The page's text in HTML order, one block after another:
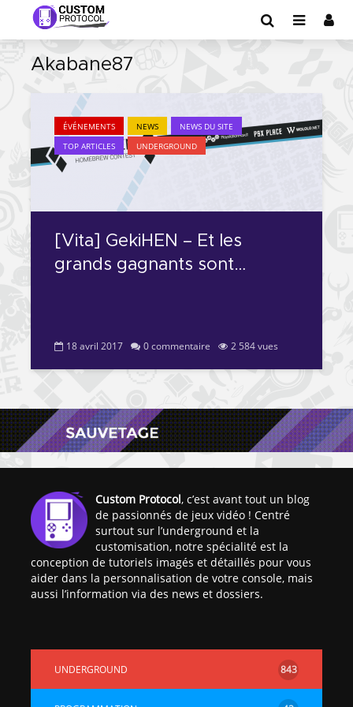
Akabane87
ÉVÉNEMENTS NEWS
NEWS DU SITE
TOP ARTICLES
UNDERGROUND
[Vita] GekiHEN – Et les
grands gagnants sont…
18 avril 2017 0 commentaire 2 584 vues
Custom Protocol, c’est avant tout un blog
de passionnés de jeux vidéo ! Centré
surtout sur l’underground et la
customisation, notre spécialité est la
conception de tutoriels imagés et détaillés pour vous
aider dans la personnalisation de votre console, mais
aussi l’information via des news et dossiers.
UNDERGROUND 843